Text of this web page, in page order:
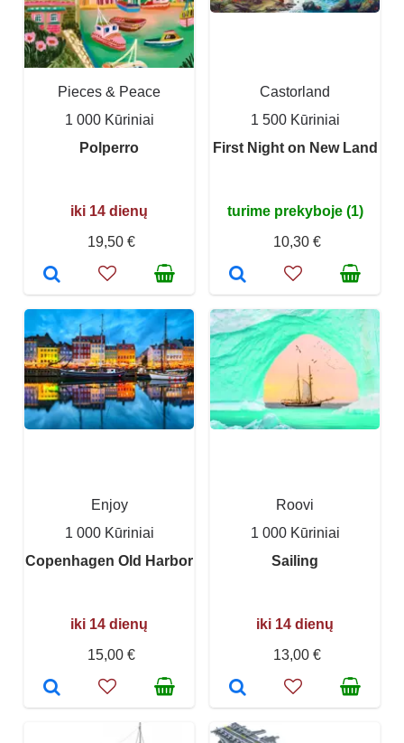
Pieces & Peace
1 000 Kūriniai
Polperro
iki 14 dienų
19,50 €
Castorland
1 500 Kūriniai
First Night on New Land
turime prekyboje (1)
10,30 €
Enjoy
1 000 Kūriniai
Copenhagen Old Harbor
iki 14 dienų
15,00 €
Roovi
1 000 Kūriniai
Sailing
iki 14 dienų
13,00 €